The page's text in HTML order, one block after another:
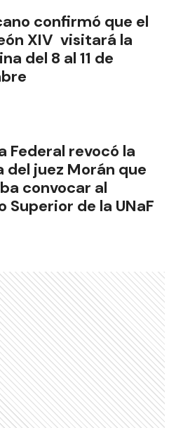
confirmó que el
XIV visitará la
del 8 al 11 de
Federal revocó la
del juez Morán que
convocar al
Superior de la UNaF